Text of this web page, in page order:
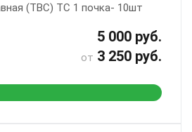
(ТВС) ТС 1 почка- 10шт
5 000 руб.
от 3 250 руб.